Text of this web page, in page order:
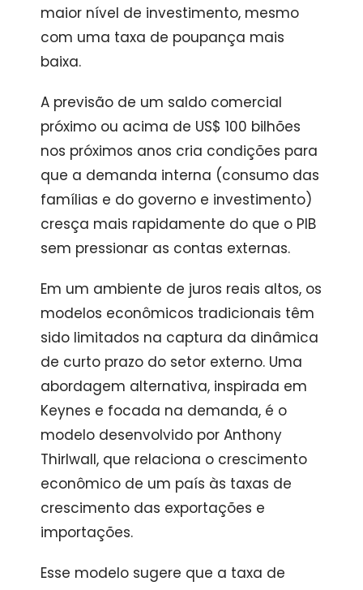
maior nível de investimento, mesmo
com uma taxa de poupança mais
baixa.
A previsão de um saldo comercial
próximo ou acima de US$ 100 bilhões
nos próximos anos cria condições para
que a demanda interna (consumo das
famílias e do governo e investimento)
cresça mais rapidamente do que o PIB
sem pressionar as contas externas.
Em um ambiente de juros reais altos, os
modelos econômicos tradicionais têm
sido limitados na captura da dinâmica
de curto prazo do setor externo. Uma
abordagem alternativa, inspirada em
Keynes e focada na demanda, é o
modelo desenvolvido por Anthony
Thirlwall, que relaciona o crescimento
econômico de um país às taxas de
crescimento das exportações e
importações.
Esse modelo sugere que a taxa de